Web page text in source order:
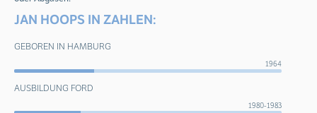
JAN HOOPS IN ZAHLEN:
GEBOREN IN HAMBURG
1964
AUSBILDUNG FORD
1980-1983